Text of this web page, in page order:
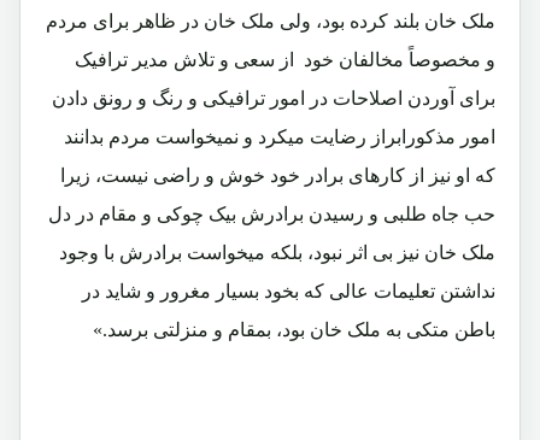
ملک خان بلند کرده بود، ولی ملک خان در ظاهر برای مردم
و مخصوصاً مخالفان خود از سعی و تلاش مدیر ترافیک
برای آوردن اصلاحات در امور ترافیکی و رنگ و رونق دادن
امور مذکورابراز رضایت میکرد و نمیخواست مردم بدانند
که او نیز از کارهای برادر خود خوش و راضی نیست، زیرا
حب جاه طلبی و رسیدن برادرش بیک چوکی و مقام در دل
ملک خان نیز بی اثر نبود، بلکه میخواست برادرش با وجود
نداشتن تعلیمات عالی که بخود بسیار مغرور و شاید در
باطن متکی به ملک خان بود، بمقام و منزلتی برسد.»